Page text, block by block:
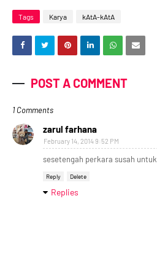
Tags Karya kAtA-kAtA
POST A COMMENT
1 Comments
zarul farhana
February 14, 2014 9:52 PM
sesetengah perkara susah
Reply Delete
Replies